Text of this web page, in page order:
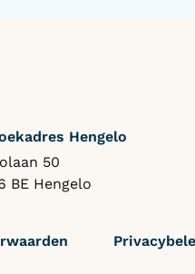
Hengelo
50
BE Hengelo